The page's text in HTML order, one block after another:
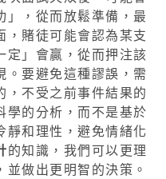
」，從而放鬆準備，最
，賭徒可能會認為某支
定」會贏，從而押注該
。要避免這種謬誤，需
，不受之前事件結果的
學的分析，而不是基於
靜和理性，避免情緒化
的知識，我們可以更理
做出更明智的決策。